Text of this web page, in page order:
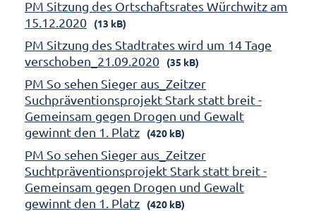
PM Sitzung des Ortschaftsrates Würchwitz am
15.12.2020
(13 kB)
PM Sitzung des Stadtrates wird um 14 Tage
verschoben_21.09.2020
(35 kB)
PM So sehen Sieger aus_Zeitzer
Suchpräventionsprojekt Stark statt breit -
Gemeinsam gegen Drogen und Gewalt
gewinnt den 1. Platz
(420 kB)
PM So sehen Sieger aus_Zeitzer
Suchtpräventionsprojekt Stark statt breit -
Gemeinsam gegen Drogen und Gewalt
gewinnt den 1. Platz
(420 kB)